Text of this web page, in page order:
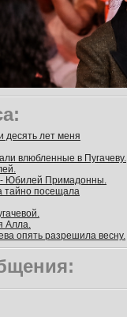
десять лет меня
влюбленные в Пугачеву.
- Юбилей Примадонны.
тайно посещала
Алла.
опять разрешила весну.